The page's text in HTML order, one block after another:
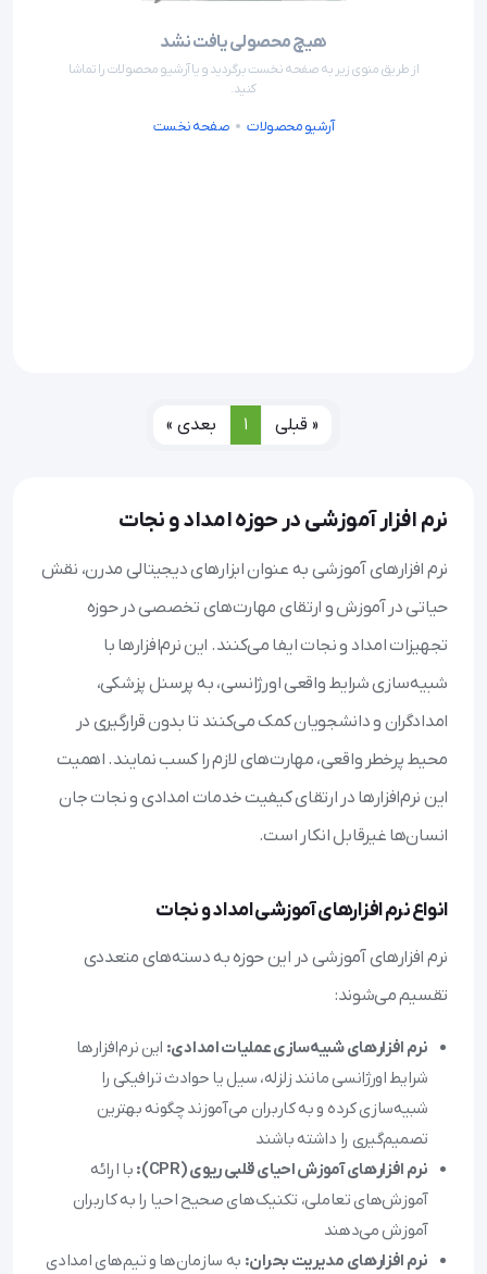
هیچ محصولی یافت نشد
از طریق منوی زیر به صفحه نخست برگردید و یا آرشیو محصولات را تماشا
کنید.
آرشیو محصولات صفحه نخست
« قبلی 1 بعدی »
نرم افزار آموزشی در حوزه امداد و نجات
نرم افزارهای آموزشی به عنوان ابزارهای دیجیتالی مدرن، نقش
حیاتی در آموزش و ارتقای مهارت‌های تخصصی در حوزه
تجهیزات امداد و نجات ایفا می‌کنند. این نرم‌افزارها با
شبیه‌سازی شرایط واقعی اورژانسی، به پرسنل پزشکی،
امدادگران و دانشجویان کمک می‌کنند تا بدون قرارگیری در
محیط پرخطر واقعی، مهارت‌های لازم را کسب نمایند. اهمیت
این نرم‌افزارها در ارتقای کیفیت خدمات امدادی و نجات جان
انسان‌ها غیرقابل انکار است.
انواع نرم افزارهای آموزشی امداد و نجات
نرم افزارهای آموزشی در این حوزه به دسته‌های متعددی
تقسیم می‌شوند:
نرم افزارهای شبیه‌سازی عملیات امدادی: این نرم‌افزارها
شرایط اورژانسی مانند زلزله، سیل یا حوادث ترافیکی را
شبیه‌سازی کرده و به کاربران می‌آموزند چگونه بهترین
تصمیم‌گیری را داشته باشند
نرم افزارهای آموزش احیای قلبی ریوی (CPR):
با ارائه
آموزش‌های تعاملی، تکنیک‌های صحیح احیا را به کاربران
آموزش می‌دهند
نرم افزارهای مدیریت بحران: به سازمان‌ها و تیم‌های امدادی